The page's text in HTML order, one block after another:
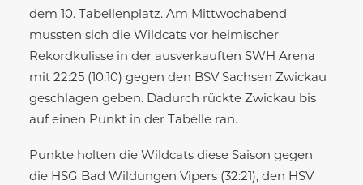
dem 10. Tabellenplatz. Am Mittwochabend
mussten sich die Wildcats vor heimischer
Rekordkulisse in der ausverkauften SWH Arena
mit 22:25 (10:10) gegen den BSV Sachsen Zwickau
geschlagen geben. Dadurch rückte Zwickau bis
auf einen Punkt in der Tabelle ran.
Punkte holten die Wildcats diese Saison gegen
die HSG Bad Wildungen Vipers (32:21), den HSV